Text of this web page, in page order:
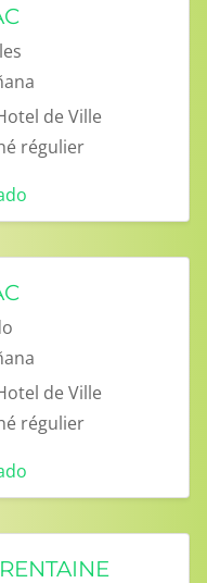
de Ville
régulier
de Ville
régulier